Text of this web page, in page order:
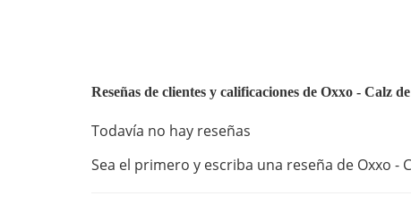
Reseñas de clientes y calificaciones de Oxxo - Calz
Todavía no hay reseñas
Sea el primero y escriba una reseña de Oxxo -